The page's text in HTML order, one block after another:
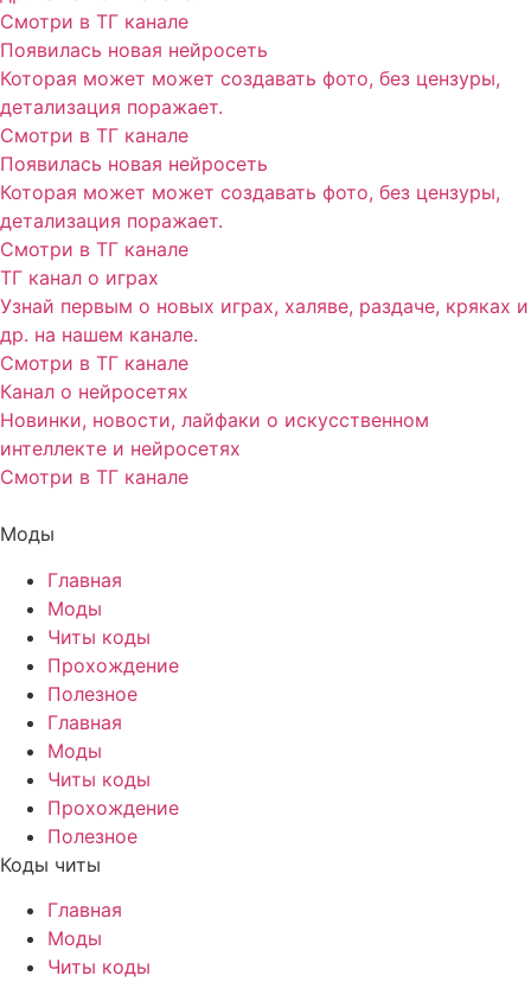
Смотри в ТГ канале
Появилась новая нейросеть
Которая может может создавать фото, без цензуры,
детализация поражает.
Смотри в ТГ канале
Появилась новая нейросеть
Которая может может создавать фото, без цензуры,
детализация поражает.
Смотри в ТГ канале
ТГ канал о играх
Узнай первым о новых играх, халяве, раздаче, кряках и
др. на нашем канале.
Смотри в ТГ канале
Канал о нейросетях
Новинки, новости, лайфаки о искусственном
интеллекте и нейросетях
Смотри в ТГ канале
Моды
Главная
Моды
Читы коды
Прохождение
Полезное
Главная
Моды
Читы коды
Прохождение
Полезное
Коды читы
Главная
Моды
Читы коды